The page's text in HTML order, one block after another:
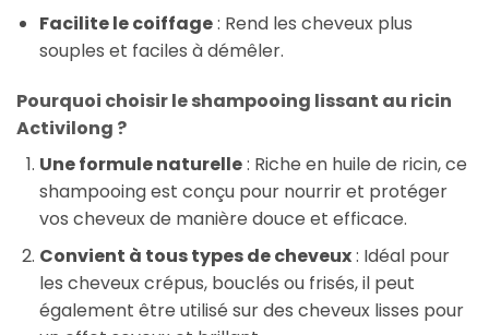
Facilite le coiffage: Rend les cheveux plus
souples et faciles à démêler.
Pourquoi choisir le shampooing lissant au ricin
Activilong ?
Une formule naturelle: Riche en huile de ricin, ce
shampooing est conçu pour nourrir et protéger
vos cheveux de manière douce et efficace.
Convient à tous types de cheveux: Idéal pour
les cheveux crépus, bouclés ou frisés, il peut
également être utilisé sur des cheveux lisses pour